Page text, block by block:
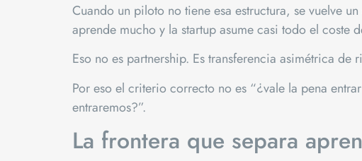
Cuando un piloto no tiene esa estructura, se vuelve
aprende mucho y la startup asume casi todo el coste
Eso no es partnership. Es transferencia asimétrica de
Por eso el criterio correcto no es “¿vale la pena
entraremos?”.
La frontera que separa